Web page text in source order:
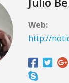
Web:
http://